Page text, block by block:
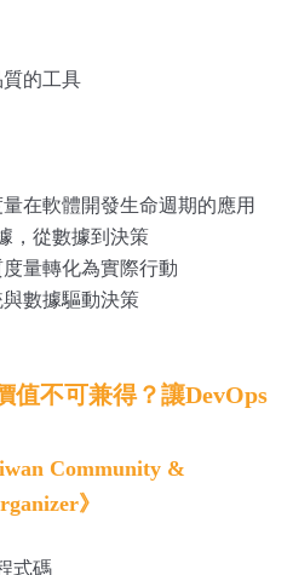
的工具
在軟體開發生命週期的應用
，從數據到決策
量轉化為實際行動
數據驅動決策
值不可兼得？讓DevOps
Community &
》
式碼